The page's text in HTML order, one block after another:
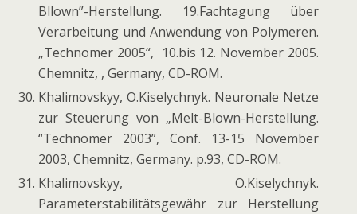
Bllown”-Herstellung. 19.Fachtagung über
Verarbeitung und Anwendung von Polymeren.
„Technomer 2005“, 10.bis 12. November 2005.
Chemnitz, , Germany, CD-ROM.
Khalimovskyy, O.Kiselychnyk. Neuronale Netze
zur Steuerung von „Melt-Blown-Herstellung.
“Technomer 2003”, Conf. 13-15 November
2003, Chemnitz, Germany. p.93, CD-ROM.
Khalimovskyy, O.Kiselychnyk.
Parameterstabilitätsgewähr zur Herstellung